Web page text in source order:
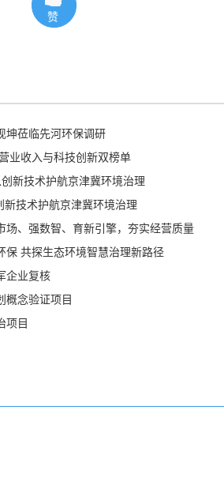
赞
坤莅临先河环保调研
业收入与科技创新双榜单
新技术护航京津冀环境治理
技术护航京津冀环境治理
、强数智、育新引擎，夯实经营质量
保 共探生态环境智慧治理新路径
企业复核
概念验证项目
项目